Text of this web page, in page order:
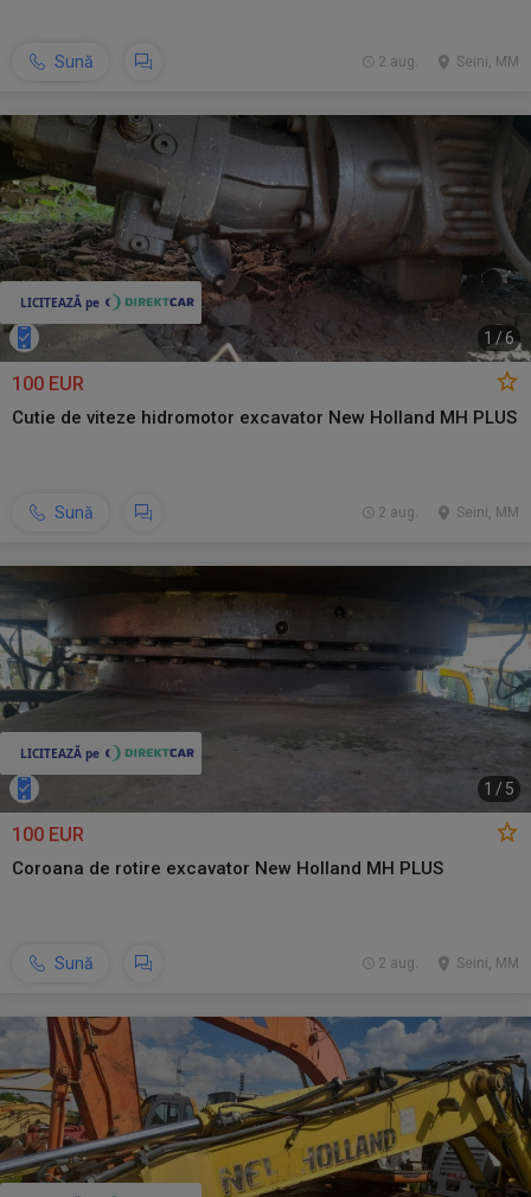
Sună Seini, MM
2 aug.
1 /6
100 EUR
Cutie de viteze hidromotor excavator New Holland MH PLUS
Sună Seini, MM
2 aug.
1 / 5
100 EUR
Coroana de rotire excavator New Holland MH PLUS
Sună Seini, MM
2 aug.